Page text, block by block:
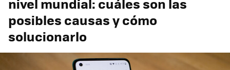
posibles causas y cómo
solucionarlo